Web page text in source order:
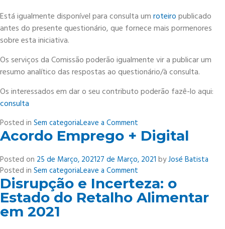
Está igualmente disponível para consulta umroteiropublicado
antes do presente questionário, que fornece mais pormenores
sobre esta iniciativa.
Os serviços da Comissão poderão igualmente vir a publicar um
resumo analítico das respostas ao questionário/à consulta.
Os interessados em dar o seu contributo poderão fazê-lo aqui:
consulta
Posted in Sem categoriaLeave a Comment
Estratégia
“Do
Prado
ao
Prato”:
Comissão
Europeia
Acordo Emprego + Digital
Posted on 25 de Março, 202127 de Março, 2021 byJosé Batista
Posted in Sem categoriaLeave a Comment
Acordo
Emprego
+
Disrupção e Incerteza: o
Estado do Retalho Alimentar
em 2021